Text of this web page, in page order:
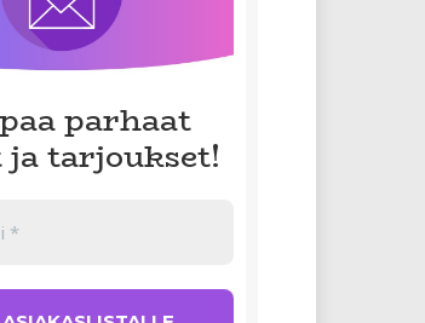
parhaat
tarjoukset!